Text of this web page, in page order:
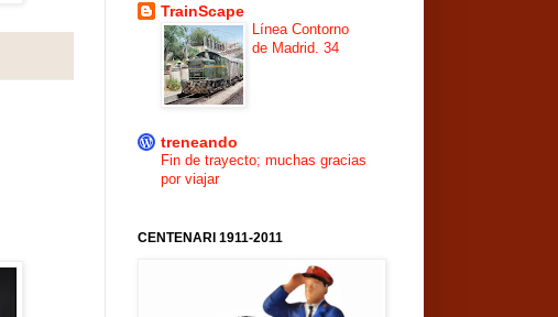
TrainScape
Línea Contorno
de Madrid. 34
treneando
Fin de trayecto; muchas gracias
por viajar
CENTENARI 1911-2011